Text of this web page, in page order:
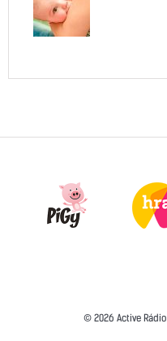
© 2026 Active Rádio